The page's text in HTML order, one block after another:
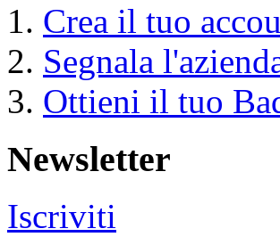
Crea il tuo
Segnala
Ottieni il tuo
Newsletter
Iscriviti